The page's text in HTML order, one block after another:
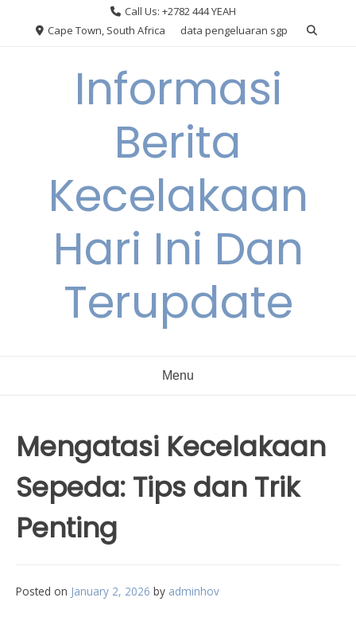
Call Us: +2782 444 YEAH
Cape Town, South Africa
data pengeluaran sgp
Informasi
Berita
Kecelakaan
Hari Ini Dan
Terupdate
Menu
Mengatasi Kecelakaan
Sepeda: Tips dan Trik
Penting
Posted on January 2, 2026 by adminhov